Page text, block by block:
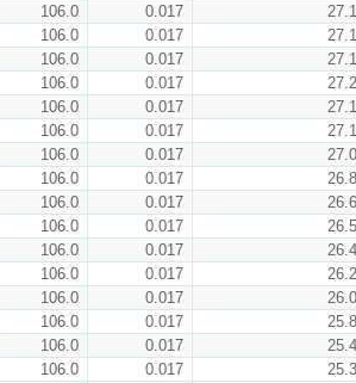
106.0 0.017
27.1
106.0 0.017
27.1
106.0 0.017
27.1
106.0 0.017
27.2
106.0 0.017
27.1
106.0 0.017
27.1
106.0 0.017
27.0
106.0 0.017
26.8
106.0 0.017
26.6
106.0 0.017
26.5
106.0 0.017
26.4
106.0 0.017
26.2
106.0 0.017
26.0
106.0 0.017
25.8
106.0 0.017
25.4
106.0 0.017
25.3